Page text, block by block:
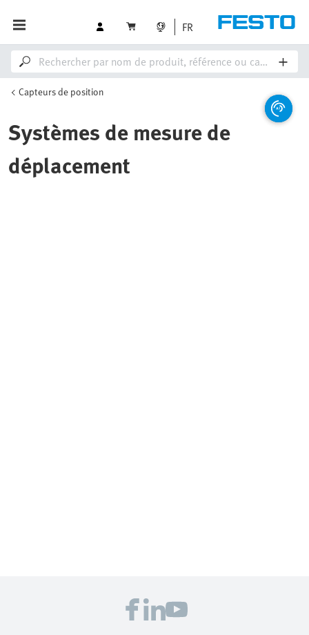
FR
Capteurs de position
Systèmes de mesure de
déplacement